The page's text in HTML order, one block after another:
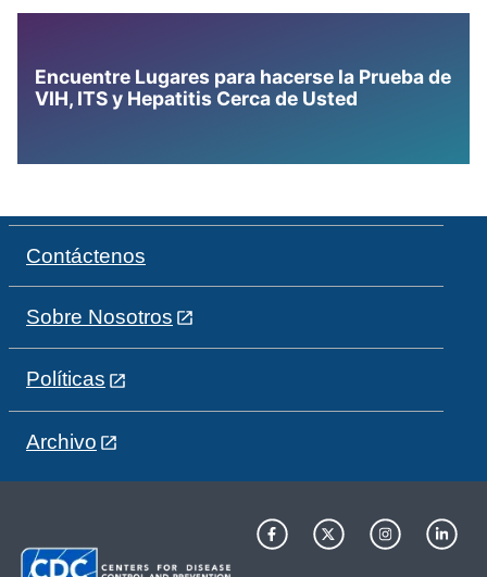
Encuentre Lugares para hacerse la Prueba de
VIH, ITS y Hepatitis Cerca de Usted
Contáctenos
Sobre Nosotros
Políticas
Archivo